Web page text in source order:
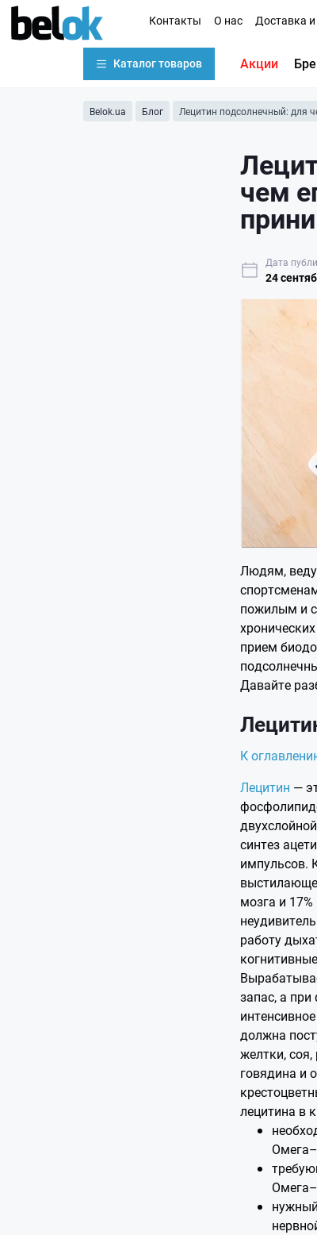
Контакты О нас Доставка
Каталог товаров Акции
Belok.ua Блог Лецитин подсолнечный: для
чем
Дата
24
Людям,
пожилым и
прием
Давайте
К
Лецитин —
синтез
импульсов.
мозга и
работу
запас, а при
должна
желтки,
говядина и
лецитина в